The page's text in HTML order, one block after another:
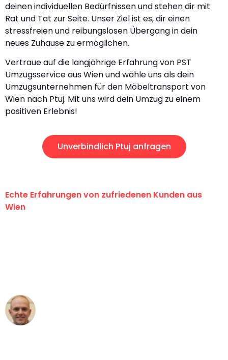
deinen individuellen Bedürfnissen und stehen dir mit
Rat und Tat zur Seite. Unser Ziel ist es, dir einen
stressfreien und reibungslosen Übergang in dein
neues Zuhause zu ermöglichen.
Vertraue auf die langjährige Erfahrung von PST
Umzugsservice aus Wien und wähle uns als dein
Umzugsunternehmen für den Möbeltransport von
Wien nach Ptuj. Mit uns wird dein Umzug zu einem
positiven Erlebnis!
Unverbindlich Ptuj anfragen
Echte Erfahrungen von zufriedenen Kunden aus
Wien